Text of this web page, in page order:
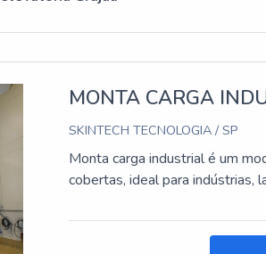
MONTA CARGA
SKINTECH TECNOLOGIA / SP
Monta carga industrial é um
cobertas, ideal para indústrias,